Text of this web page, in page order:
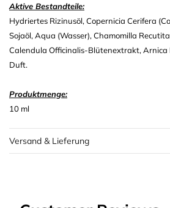
Aktive Bestandteile:
Hydriertes Rizinusöl, Copernicia Cerifera
Sojaöl, Aqua (Wasser), Chamomilla
Calendula Officinalis-Blütenextrakt,
Duft.
Produktmenge:
10 ml
Versand & Lieferung